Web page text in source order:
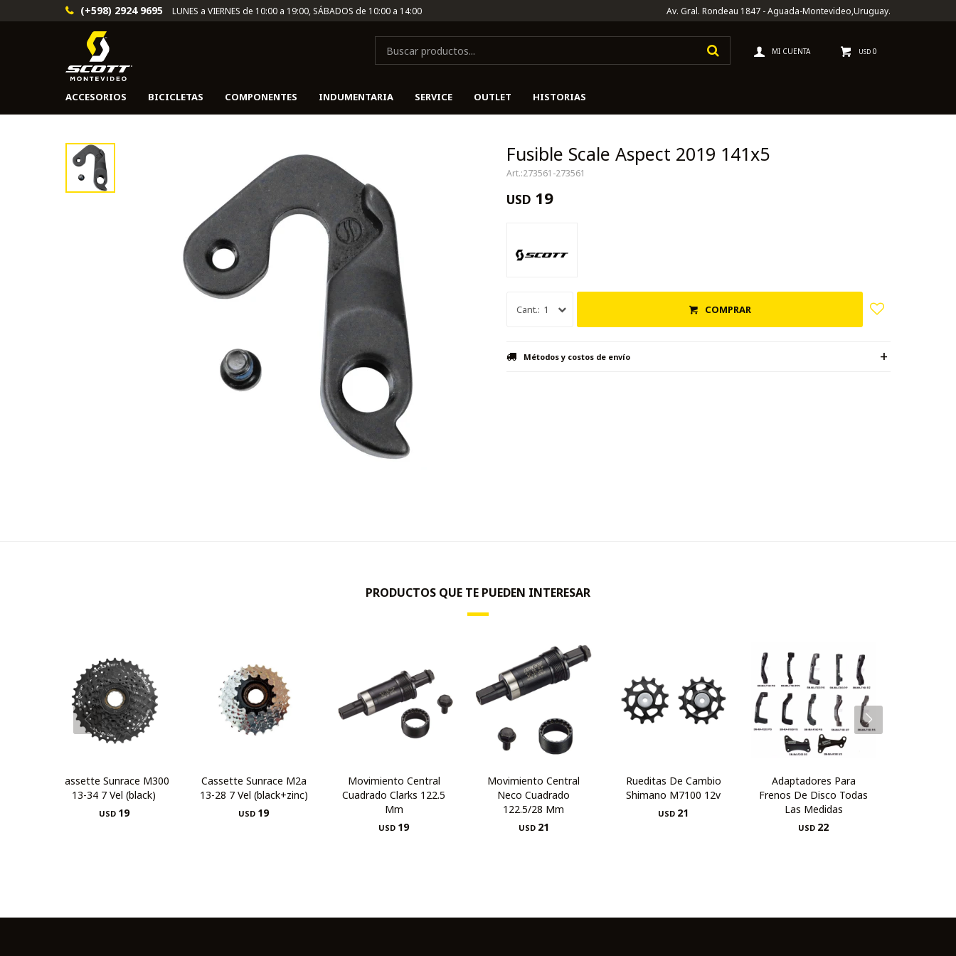
ACCESORIOS BICICLETAS COMPONENTES INDUMENTARIA SERVICE OUTLET HISTORIAS
USD 0
(+598) 2924 9695 LUNES a VIERNES de 10:00 a 19:00, SÁBADOS de 10:00 a 14:00 Av. Gral. Rondeau 1847 - Aguada-Montevideo,Uruguay.
Fusible Scale Aspect 2019 141x5
273561-273561
USD 19
1 COMPRAR
Métodos y costos de envío
PRODUCTOS QUE TE PUEDEN INTERESAR
Cassette Sunrace M300
13-34 7 Vel (black)
USD 19
Cassette Sunrace M2a
13-28 7 Vel (black+zinc)
USD 19
Movimiento Central
Cuadrado Clarks 122.5
Mm
USD 19
Movimiento Central
Neco Cuadrado
122.5/28 Mm
USD 21
Rueditas De Cambio
Shimano M7100 12v
USD 21
Adaptadores Para
Frenos De Disco Todas
Las Medidas
USD 22